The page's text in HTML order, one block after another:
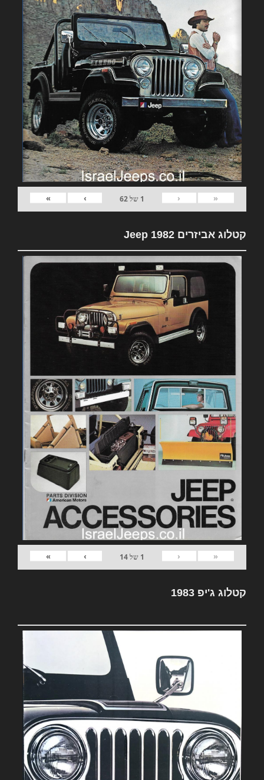
«
‹
1 של62
›
»
קטלוג אביזרים 1982 Jeep
«
‹
1 של14
›
»
קטלוג ג'יפ 1983